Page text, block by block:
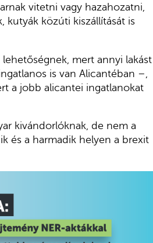
vitetni vagy hazahozatni,
kutyák közúti kiszállítását is
mert annyi lakást
is van Alicantéban –,
a jobb alicantei ingatlanokat
kivándorlóknak, de nem a
és a harmadik helyen a brexit